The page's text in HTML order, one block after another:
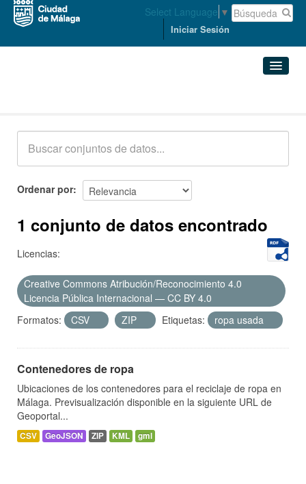
Select Language ▼
Iniciar Sesión
Acerca de
Ordenar por
1 conjunto de datos encontrado
Licencias:
Creative Commons Atribución/Reconocimiento 4.0
Licencia Pública Internacional — CC BY 4.0
Formatos:
CSV ZIP Etiquetas: ropa usada
Contenedores de ropa
Ubicaciones de los contenedores para el reciclaje de ropa en
Málaga. Previsualización disponible en la siguiente URL de
Geoportal...
CSV GeoJSON ZIP KML gml